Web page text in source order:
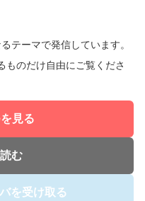
テーマで発信しています。
ものだけ自由にご覧くださ
見る
む
を受け取る